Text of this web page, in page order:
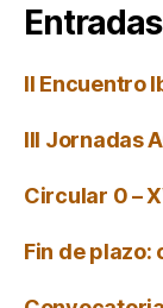
II Encuentro
III Jornadas
Circular 0 –
Fin de plazo: